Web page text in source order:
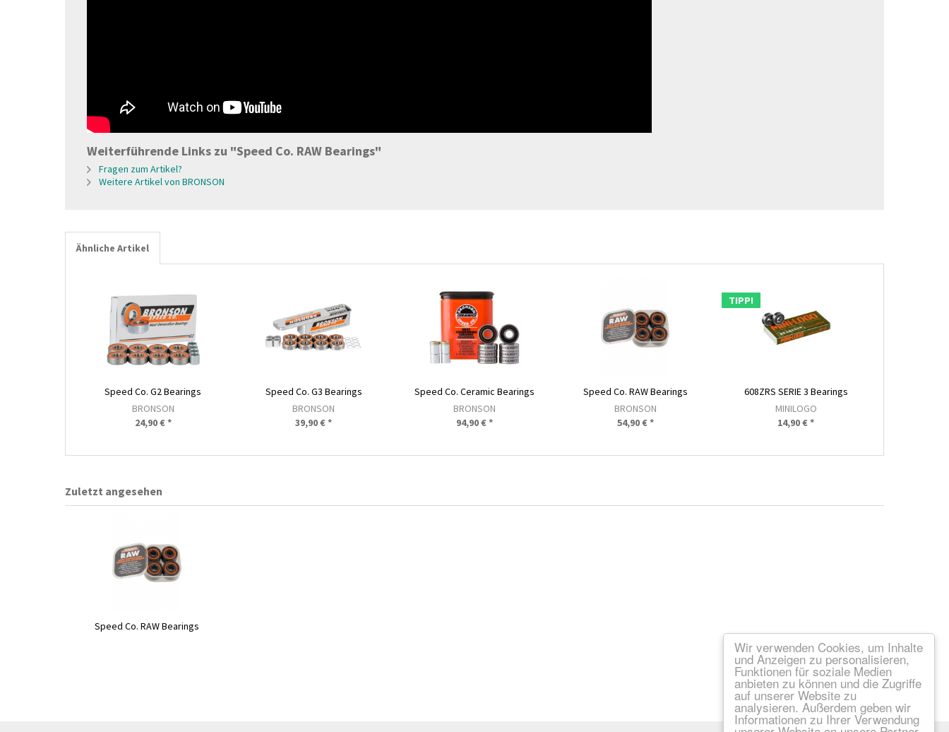
Wir verwenden Cookies, um Inhalte
und Anzeigen zu personalisieren,
Funktionen für soziale Medien
anbieten zu können und die Zugriffe
auf unserer Website zu
analysieren. Außerdem geben wir
Informationen zu Ihrer Verwendung
Weiterführende Links zu "Speed Co. RAW Bearings"
Fragen zum Artikel?
Weitere Artikel von BRONSON
Ähnliche Artikel
Speed Co. G2 Bearings
BRONSON
24,90 € *
Speed Co. G3 Bearings
BRONSON
39,90 € *
Speed Co. Ceramic Bearings
BRONSON
94,90 € *
Speed Co. RAW Bearings
BRONSON
54,90 € *
TIPP!
608ZRS SERIE 3 Bearings
MINILOGO
14,90 € *
Zuletzt angesehen
Speed Co. RAW Bearings